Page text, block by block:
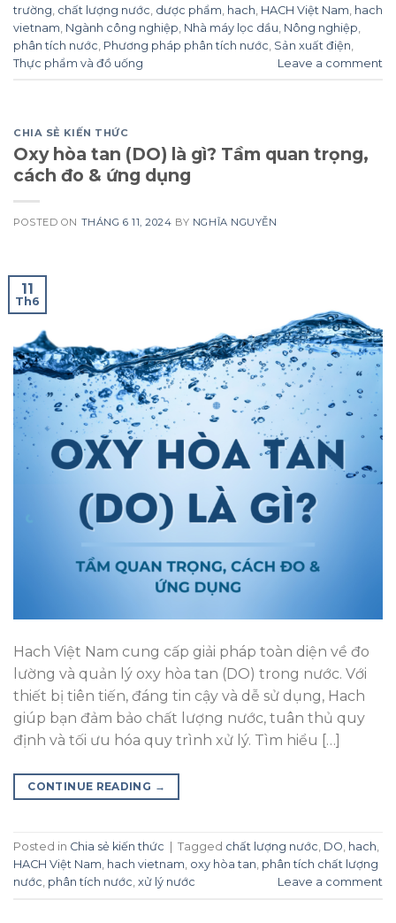
trường chất lượng nước dược phẩm hach HACH Việt Nam hach
vietnam Ngành công nghiệp Nhà máy lọc dầu Nông nghiệp
phân tích nước Phương pháp phân tích nước Sản xuất điện
Thực phẩm và đồ uống
Leave a comment
CHIA SẺ KIẾN THỨC
Oxy hòa tan (DO) là gì? Tầm quan trọng,
cách đo & ứng dụng
POSTED ON THÁNG 6 11, 2024 BY NGHĨA NGUYỄN
11
Th6
Hach Việt Nam cung cấp giải pháp toàn diện về đo
lường và quản lý oxy hòa tan (DO) trong nước. Với
thiết bị tiên tiến, đáng tin cậy và dễ sử dụng, Hach
giúp bạn đảm bảo chất lượng nước, tuân thủ quy
định và tối ưu hóa quy trình xử lý. Tìm hiểu […]
CONTINUE READING →
Posted in Chia sẻ kiến thức Tagged chất lượng nước, DO, hach,
HACH Việt Nam, hach vietnam, oxy hòa tan, phân tích chất lượng
nước, phân tích nước, xử lý nước Leave a comment